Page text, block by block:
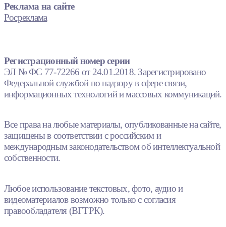
Реклама на сайте
Росреклама
Регистрационный номер серии
ЭЛ № ФС 77-72266 от 24.01.2018. Зарегистрировано
Федеральной службой по надзору в сфере связи,
информационных технологий и массовых коммуникаций.
Все права на любые материалы, опубликованные на сайте,
защищены в соответствии с российским и
международным законодательством об интеллектуальной
собственности.
Любое использование текстовых, фото, аудио и
видеоматериалов возможно только с согласия
правообладателя (ВГТРК).